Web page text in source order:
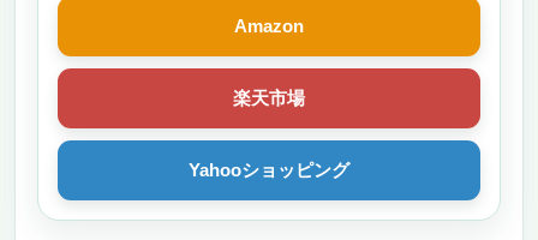
Amazon
楽天市場
Yahooショッピング